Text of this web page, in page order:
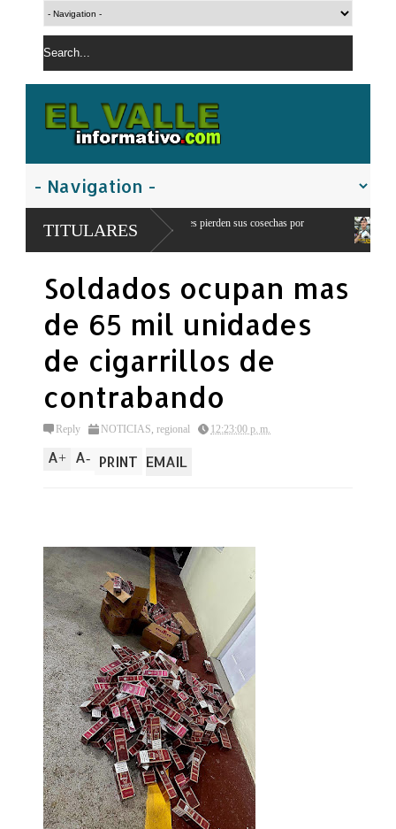
TITULARES
300 productores pierden sus cosechas por
Comandante del ejercito de
Soldados ocupan mas
de 65 mil unidades
de cigarrillos de
contrabando
Reply NOTICIAS, regional 12:23:00 p. m.
A+ A- PRINT EMAIL